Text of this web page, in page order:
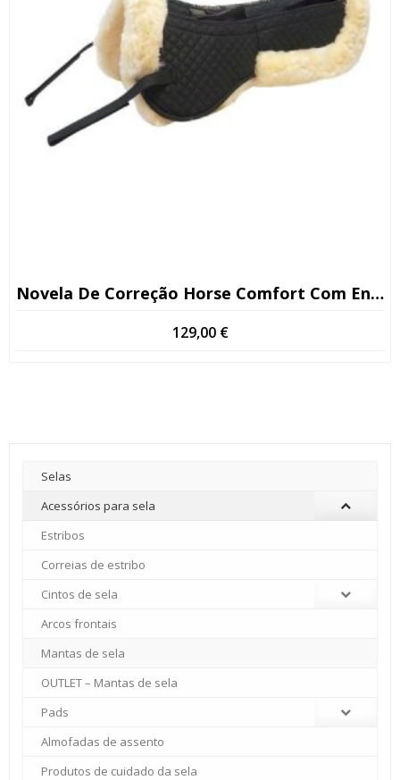
Novela De Correção Horse Comfort Com Enchimento
129,00 €
Selas
Acessórios para sela
Estribos
Correias de estribo
Cintos de sela
Arcos frontais
Mantas de sela
OUTLET – Mantas de sela
Pads
Almofadas de assento
Produtos de cuidado da sela